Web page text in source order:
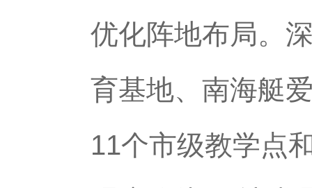
优化阵地布局。
育基地、南海艇
11个市级教学点